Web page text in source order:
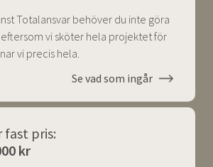
Totalansvar behöver du inte göra
vi sköter hela projektet för
vi precis hela.
Se vad som ingår
fast pris:
kr